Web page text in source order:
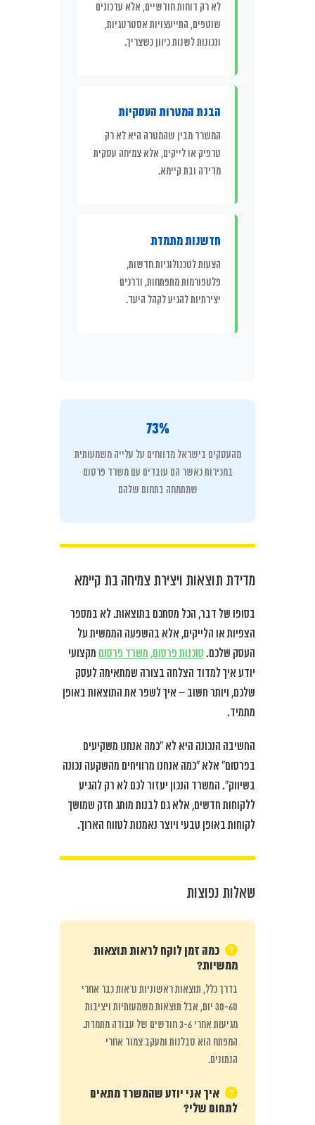
לא רק דוחות חודשיים, אלא עדכונים
שוטפים, התייעצויות אסטרטגיות,
ונכונות לשנות כיוון כשצריך.
הבנת המטרות העסקיות
המשרד מבין שהמטרה היא לא רק
טרפיק או לייקים, אלא צמיחה עסקית
מדידה ובת קיימא.
חדשנות מתמדת
הצעות לטכנולוגיות חדשות,
פלטפורמות מתפתחות, ודרכים
יצירתיות להגיע לקהל היעד.
73%
מהעסקים בישראל מדווחים על עלייה משמעותית
במכירות כאשר הם עובדים עם משרד פרסום
שמתמחה בתחום שלהם
מדידת תוצאות ויצירת צמיחה בת קיימא
בסופו של דבר, הכל מסתכם בתוצאות. לא במספר
הצפיות או הלייקים, אלא בהשפעה הממשית על
העסק שלכם. סוכנות פרסום, משרד פרסום מקצועי
יודע איך למדוד הצלחה בצורה שמתאימה לעסק
שלכם, ויותר חשוב – איך לשפר את התוצאות באופן
מתמיד.
החשיבה הנכונה היא לא “כמה אנחנו משקיעים
בפרסום” אלא “כמה אנחנו מרוויחים מהשקעה נכונה
בשיווק”. המשרד הנכון יעזור לכם לא רק להגיע
ללקוחות חדשים, אלא גם לבנות מותג חזק שמושך
לקוחות באופן טבעי ויוצר נאמנות לטווח הארוך.
שאלות נפוצות
כמה זמן לוקח לראות תוצאות
ממשיות?
בדרך כלל, תוצאות ראשוניות נראות כבר אחרי
30-60 יום, אבל תוצאות משמעותיות ויציבות
מגיעות אחרי 3-6 חודשים של עבודה מתמדת.
המפתח הוא סבלנות ומעקב צמוד אחרי
הנתונים.
איך אני יודע שהמשרד מתאים
לתחום שלי?